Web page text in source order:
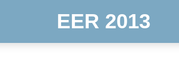
EER 2013